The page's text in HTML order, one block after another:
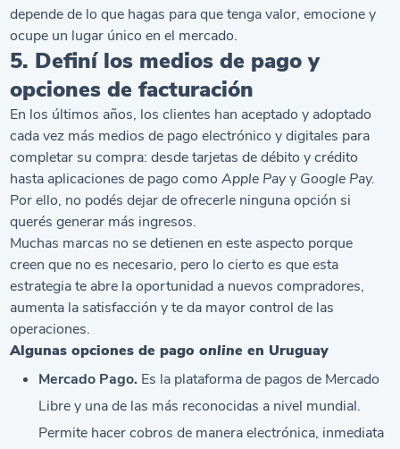
depende de lo que hagas para que tenga valor, emocione y
ocupe un lugar único en el mercado.
5. Definí los medios de pago y
opciones de facturación
En los últimos años, los clientes han aceptado y adoptado
cada vez más medios de pago electrónico y digitales para
completar su compra: desde tarjetas de débito y crédito
hasta aplicaciones de pago comoApple Payy Google Pay.
Por ello, no podés dejar de ofrecerle ninguna opción si
querés generar más ingresos.
Muchas marcas no se detienen en este aspecto porque
creen que no es necesario, pero lo cierto es que esta
estrategia te abre la oportunidad a nuevos compradores,
aumenta la satisfacción y te da mayor control de las
operaciones.
Algunas opciones de pagoonline en Uruguay
Mercado Pago. Es la plataforma de pagos de Mercado
Libre y una de las más reconocidas a nivel mundial.
Permite hacer cobros de manera electrónica, inmediata